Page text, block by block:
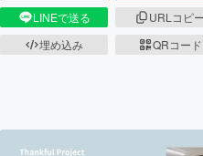
LINEで送る
URLコピー
埋め込み
QRコード